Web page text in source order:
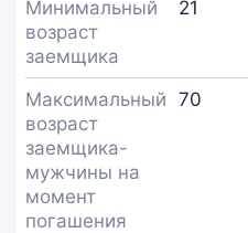
Минимальный
возраст
заемщика
21
Максимальный
возраст
заемщика-
мужчины на
момент
погашения
70